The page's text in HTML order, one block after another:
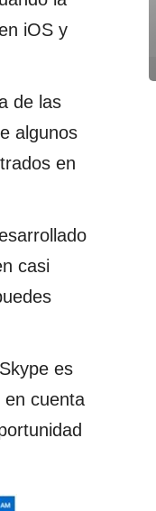
iOS y
de las
algunos
en
casi
es
en cuenta